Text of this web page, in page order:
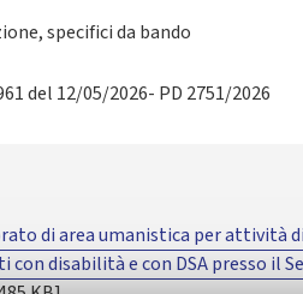
specifici da bando
del 12/05/2026- PD 2751/2026
di area umanistica per attività
disabilità e con DSA presso il